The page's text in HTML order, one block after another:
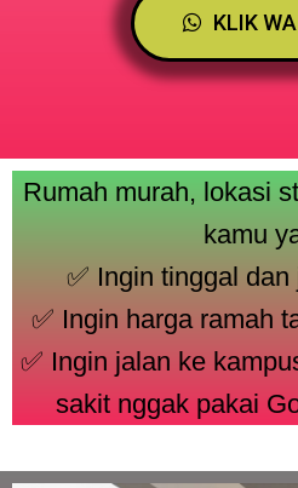
KLIK
Rumah murah, lokasi
kamu
✅ Ingin tinggal
✅ Ingin harga ramah
✅ Ingin jalan ke
sakit nggak pakai